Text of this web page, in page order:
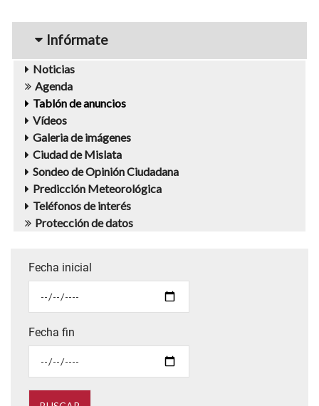
navigation1
Infórmate
Noticias
Agenda
Tablón de anuncios
Vídeos
Galeria de imágenes
Ciudad de Mislata
Sondeo de Opinión Ciudadana
Predicción Meteorológica
Teléfonos de interés
Protección de datos
Fecha inicial
Fecha fin